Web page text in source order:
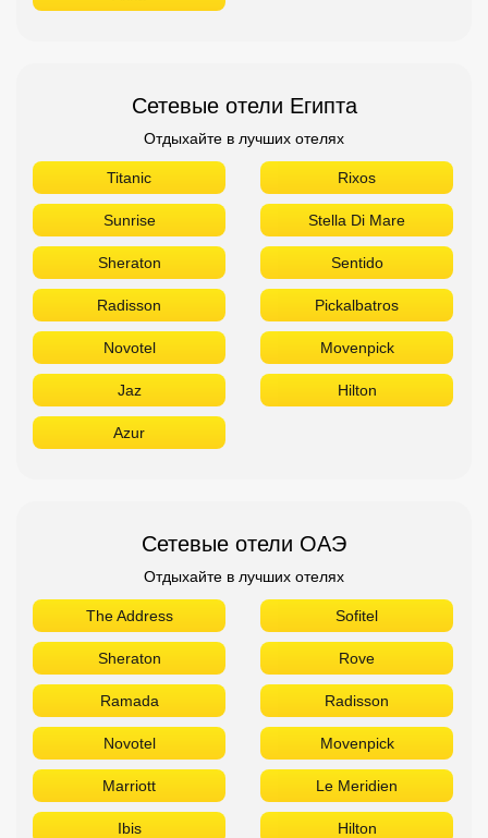
Сетевые отели Египта
Отдыхайте в лучших отелях
Titanic Rixos
Sunrise Stella Di Mare
Sheraton Sentido
Radisson Pickalbatros
Novotel Movenpick
Jaz Hilton
Azur
Сетевые отели ОАЭ
Отдыхайте в лучших отелях
The Address Sofitel
Sheraton Rove
Ramada Radisson
Novotel Movenpick
Marriott Le Meridien
Ibis Hilton